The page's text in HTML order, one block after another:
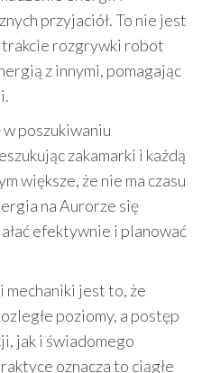
przyjaciół. To nie jest
rozgrywki robot
z innymi, pomagając
poszukiwaniu
zakamarki i każdą
większe, że nie ma czasu
na Aurorze się
efektywnie i planować
mechaniki jest to, że
poziomy, a postęp
jak i świadomego
oznacza to ciągłe